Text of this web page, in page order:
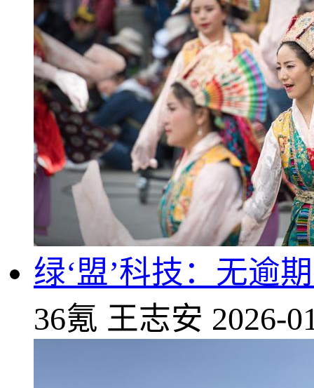
绿‘盟’科技：无逾
36氪 王志安 2026-